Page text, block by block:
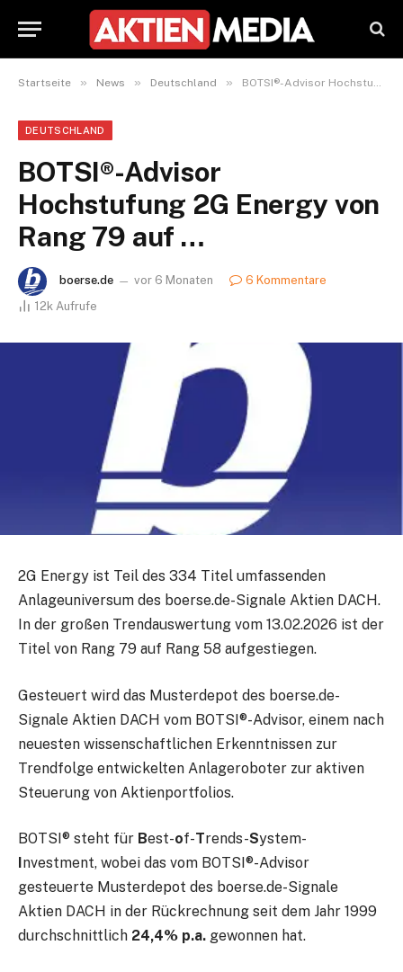
Startseite » News » Deutschland » BOTSI®-Advisor Hochstufung 2G Energy von Rang 79 auf …
DEUTSCHLAND
BOTSI®-Advisor
Hochstufung 2G Energy von
Rang 79 auf …
boerse.de vor 6 Monaten
6 Kommentare
12k Aufrufe
2G Energy ist Teil des 334 Titel umfassenden
Anlageuniversum des boerse.de-Signale Aktien DACH.
In der großen Trendauswertung vom 13.02.2026 ist der
Titel von Rang 79 auf Rang 58 aufgestiegen.
Gesteuert wird das Musterdepot des boerse.de-
Signale Aktien DACH vom BOTSI®-Advisor, einem nach
neuesten wissenschaftlichen Erkenntnissen zur
Trendfolge entwickelten Anlageroboter zur aktiven
Steuerung von Aktienportfolios.
BOTSI® steht für Best-of-Trends-System-
nvestment, wobei das vom BOTSI®-Advisor
gesteuerte Musterdepot des boerse.de-Signale
Aktien DACH in der Rückrechnung seit dem Jahr 1999
durchschnittlich 24,4% p.a. gewonnen hat.